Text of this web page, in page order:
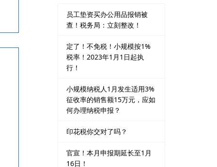
员工垫资买办公用品报销被
查！税务局：立刻整改！
定了！不免税！小规模按1%
税率！2023年1月1日起执
行！
小规模纳税人1月发生适用3%
征收率的销售额15万元，应如
何办理纳税申报？
印花税你交对了吗？
官宣！本月申报期延长至1月
16日！